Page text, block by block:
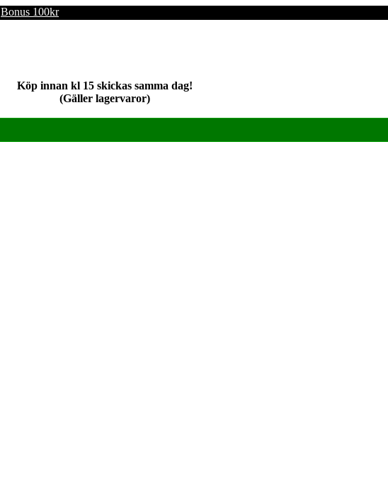
Bonus 100kr
Köp innan kl 15 skickas samma dag!
(Gäller lagervaror)